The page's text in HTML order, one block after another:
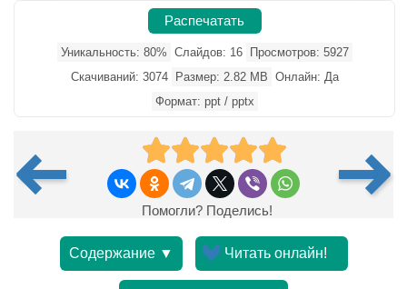
Распечатать
Уникальность: 80% Слайдов: 16
Просмотров: 5927
Скачиваний: 3074
Размер: 2.82 MB Онлайн: Да
Формат: ppt / pptx
Помогли? Поделись!
Содержание ▼ Читать онлайн!